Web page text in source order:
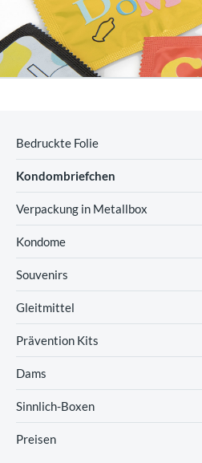
Bedruckte Folie
Kondombriefchen
Verpackung in Metallbox
Kondome
Souvenirs
Gleitmittel
Prävention Kits
Dams
Sinnlich-Boxen
Preisen